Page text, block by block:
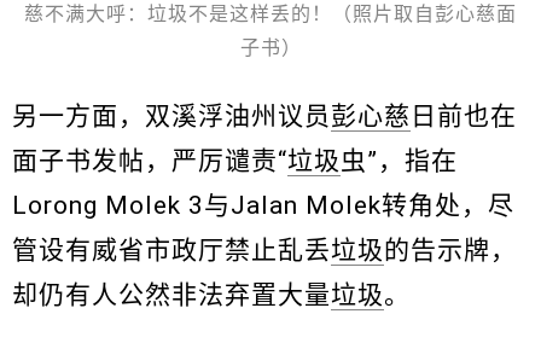
慈不满大呼：垃圾不是这样丢的！（照片取自彭心慈面
子书）
另一方面，双溪浮油州议员 彭心慈 日前也在
面子书发帖，严厉谴责“垃圾虫”，指在
Lorong Molek 3与Jalan Molek转角处，尽
管设有威省市政厅禁止乱丢垃圾的告示牌，
却仍有人公然非法弃置大量垃圾。